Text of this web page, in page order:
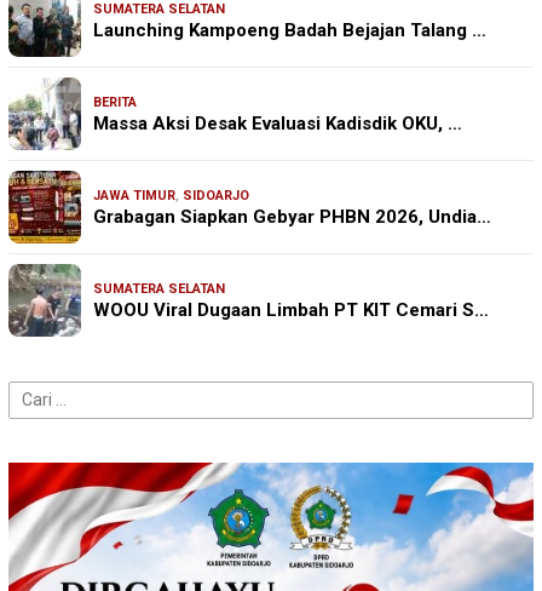
SUMATERA SELATAN
Launching Kampoeng Badah Bejajan Talang …
BERITA
Massa Aksi Desak Evaluasi Kadisdik OKU, …
JAWA TIMUR, SIDOARJO
Grabagan Siapkan Gebyar PHBN 2026, Undia…
SUMATERA SELATAN
WOOU Viral Dugaan Limbah PT KIT Cemari S…
Cari
untuk: